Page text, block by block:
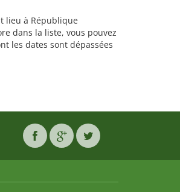
lieu à République
dans la liste, vous pouvez
les dates sont dépassées